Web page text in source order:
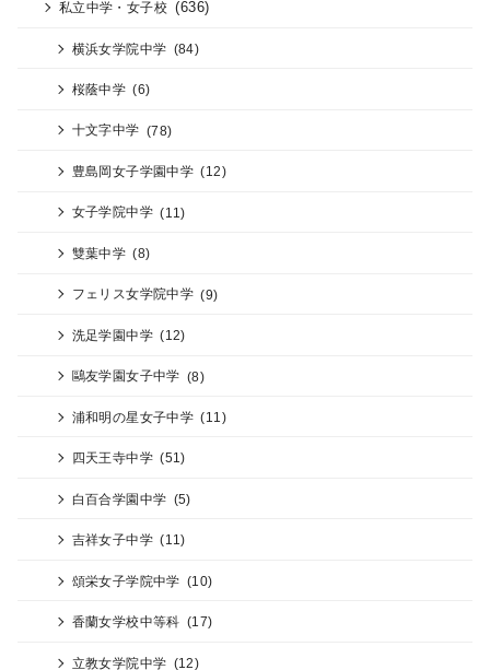
私立中学・女子校 (636)
横浜女学院中学 (84)
桜蔭中学 (6)
十文字中学 (78)
豊島岡女子学園中学 (12)
女子学院中学 (11)
雙葉中学 (8)
フェリス女学院中学 (9)
洗足学園中学 (12)
鷗友学園女子中学 (8)
浦和明の星女子中学 (11)
四天王寺中学 (51)
白百合学園中学 (5)
吉祥女子中学 (11)
頌栄女子学院中学 (10)
香蘭女学校中等科 (17)
立教女学院中学 (12)